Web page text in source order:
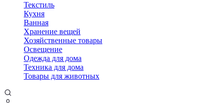
Текстиль
Кухня
Ванная
Хранение вещей
Хозяйственные товары
Освещение
Одежда для дома
Техника для дома
Товары для животных